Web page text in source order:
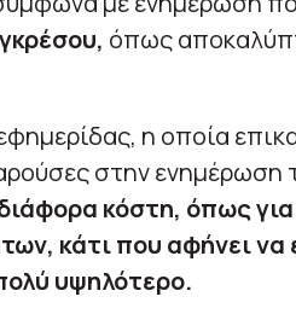
όπως
η οποία
στην ενημέρωση
κόστη, όπως
κάτι που αφήνει να
υψηλότερο.